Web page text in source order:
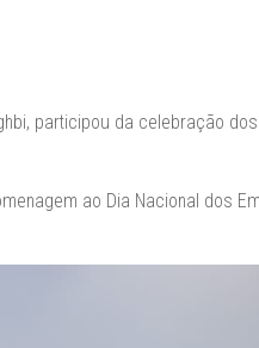
participou da celebração
ao Dia Nacional dos